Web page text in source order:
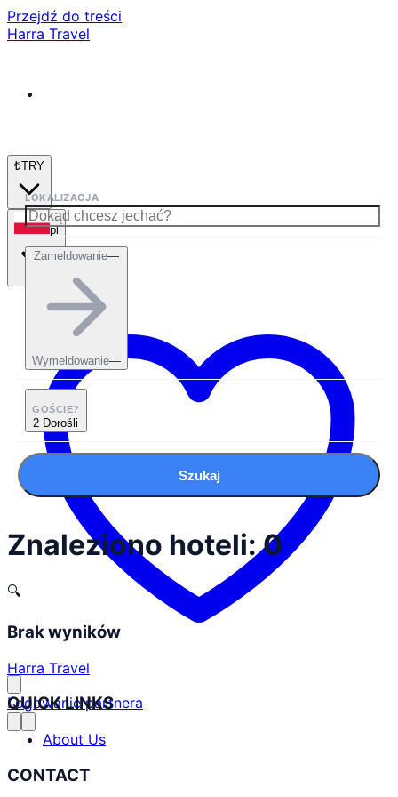
Przejdź do treści
Harra Travel
₺TRY
pl
Logowanie partnera
LOKALIZACJA
Zameldowanie—
Wymeldowanie—
GOŚCIE?
2 Dorośli
Szukaj
Znaleziono hoteli: 0
🔍
Brak wyników
Harra Travel
QUICK LINKS
About Us
CONTACT